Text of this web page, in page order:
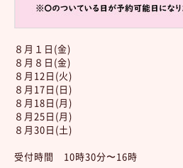
８月１日(金)
８月８日(金)
８月12日(火)
８月17日(日)
８月18日(月)
８月25日(月)
８月30日(土)
受付時間 10時30分〜16時